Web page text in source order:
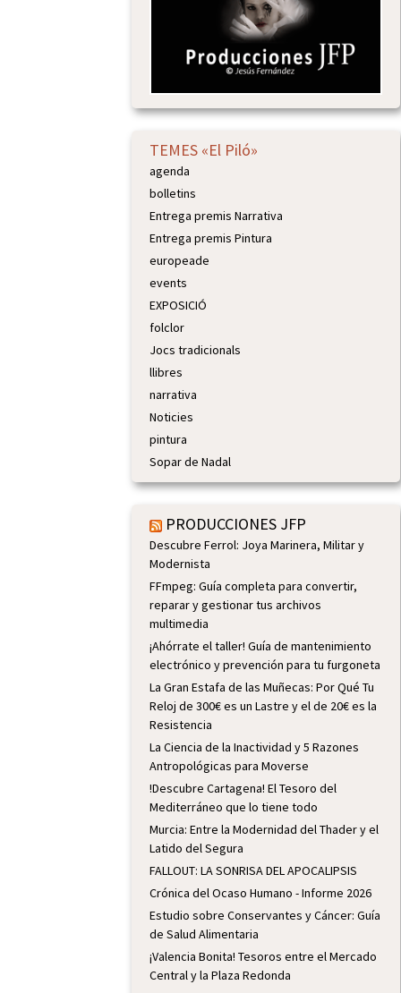
TEMES «El Piló»
agenda
bolletins
Entrega premis Narrativa
Entrega premis Pintura
europeade
events
EXPOSICIÓ
folclor
Jocs tradicionals
llibres
narrativa
Noticies
pintura
Sopar de Nadal
PRODUCCIONES JFP
Descubre Ferrol: Joya Marinera, Militar y
Modernista
FFmpeg: Guía completa para convertir,
reparar y gestionar tus archivos
multimedia
¡Ahórrate el taller! Guía de mantenimiento
electrónico y prevención para tu furgoneta
La Gran Estafa de las Muñecas: Por Qué Tu
Reloj de 300€ es un Lastre y el de 20€ es la
Resistencia
La Ciencia de la Inactividad y 5 Razones
Antropológicas para Moverse
!Descubre Cartagena! El Tesoro del
Mediterráneo que lo tiene todo
Murcia: Entre la Modernidad del Thader y el
Latido del Segura
FALLOUT: LA SONRISA DEL APOCALIPSIS
Crónica del Ocaso Humano - Informe 2026
Estudio sobre Conservantes y Cáncer: Guía
de Salud Alimentaria
¡Valencia Bonita! Tesoros entre el Mercado
Central y la Plaza Redonda